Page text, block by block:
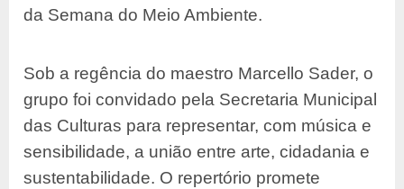
da Semana do Meio Ambiente.
Sob a regência do maestro Marcello Sader, o
grupo foi convidado pela Secretaria Municipal
das Culturas para representar, com música e
sensibilidade, a união entre arte, cidadania e
sustentabilidade. O repertório promete